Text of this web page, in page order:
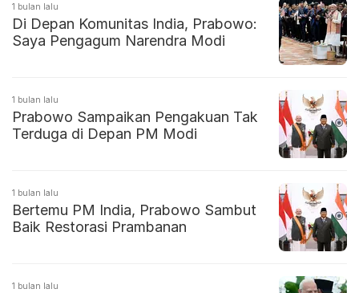
1 bulan lalu
Di Depan Komunitas India, Prabowo:
Saya Pengagum Narendra Modi
1 bulan lalu
Prabowo Sampaikan Pengakuan Tak
Terduga di Depan PM Modi
1 bulan lalu
Bertemu PM India, Prabowo Sambut
Baik Restorasi Prambanan
1 bulan lalu